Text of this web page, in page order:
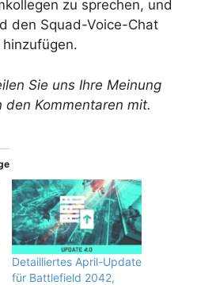
zu sprechen, und
den Squad-Voice-Chat
Sie uns Ihre Meinung
den Kommentaren mit.
Detailliertes April-Update
für Battlefield 2042,